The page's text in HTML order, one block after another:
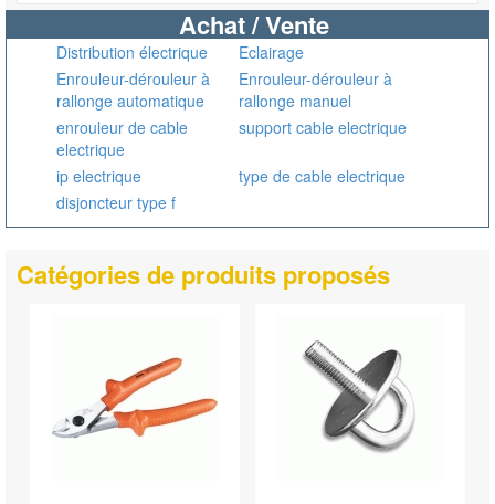
Achat / Vente
Distribution électrique
Eclairage
Enrouleur-dérouleur à
rallonge automatique
Enrouleur-dérouleur à
rallonge manuel
enrouleur de cable
electrique
support cable electrique
ip electrique
type de cable electrique
disjoncteur type f
Catégories de produits proposés